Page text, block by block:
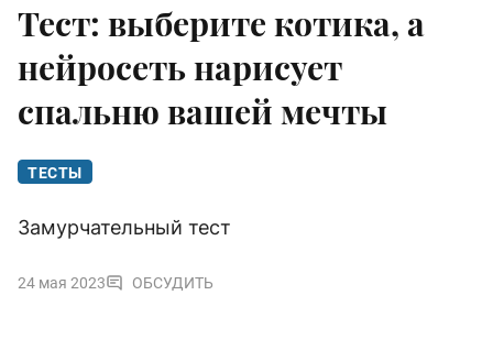
Тест: выберите котика, а
нейросеть нарисует
спальню вашей мечты
ТЕСТЫ
Замурчательный тест
24 мая 2023 ОБСУДИТЬ